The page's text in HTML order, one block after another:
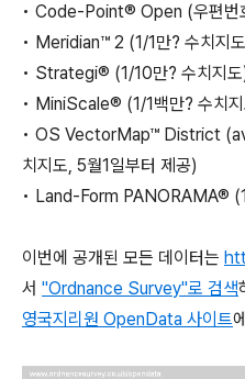
• Code-Point® Open (우편번
• Meridian™ 2 (1/1만? 수치지
• Strategi® (1/10만? 수치지도
• MiniScale® (1/1백만? 수치
• OS VectorMap™ District
치지도, 5월1일부터 제공)
• Land-Form PANORAMA®
이번에 공개된 모든 데이터는
서 "Ordnance Survey"로 검색
영국지리원 OpenData 사이트